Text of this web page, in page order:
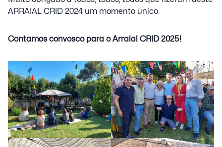
ARRAIAL CRID 2024 um momento único.
Contamos convosco para o Arraial CRID 2025!